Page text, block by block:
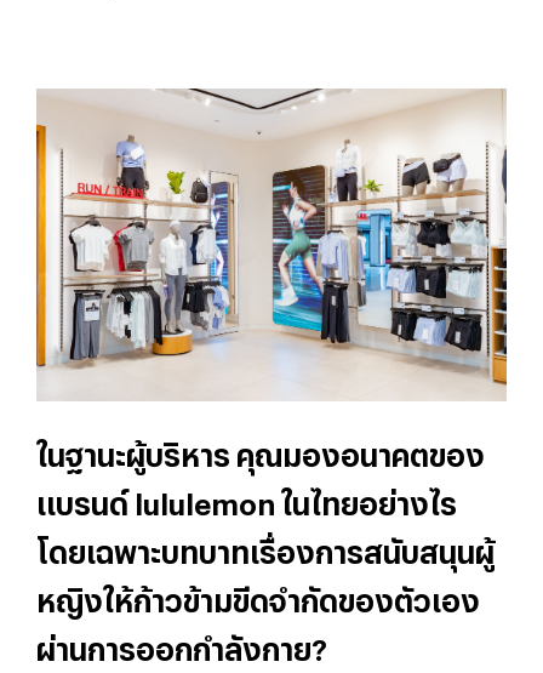
ในฐานะผู้บริหาร คุณมองอนาคตของ
แบรนด์ lululemon ในไทยอย่างไร
โดยเฉพาะบทบาทเรื่องการสนับสนุนผู้
หญิงให้ก้าวข้ามขีดจำกัดของตัวเอง
ผ่านการออกกำลังกาย?